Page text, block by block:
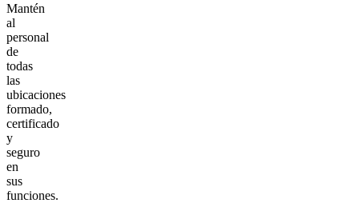
Mantén
al
personal
de
todas
las
ubicaciones
formado,
certificado
y
seguro
en
sus
funciones.